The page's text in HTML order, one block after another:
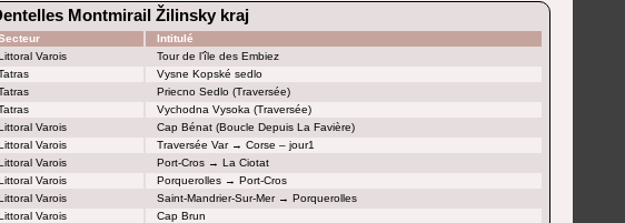
Montmirail Žilinsky kraj
Intitulé
Varois
Tour de l’île des Embiez
Vysne Kopské sedlo
Priecno Sedlo (Traversée)
Vychodna Vysoka (Traversée)
Varois
Cap Bénat (Boucle Depuis La Favière)
Varois
Traversée Var → Corse – jour1
Varois
Port-Cros → La Ciotat
Varois
Porquerolles → Port-Cros
Varois
Saint-Mandrier-Sur-Mer → Porquerolles
Varois
Cap Brun